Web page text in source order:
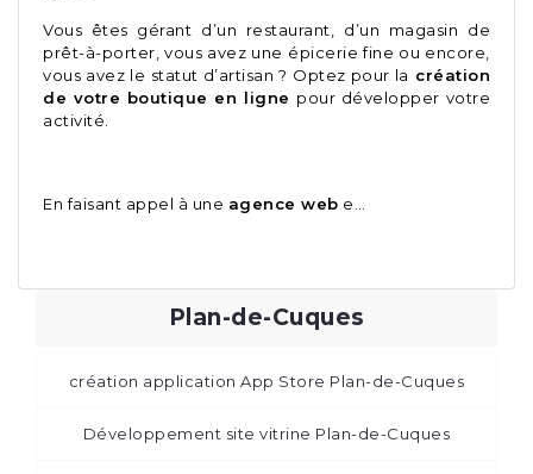
Vous êtes gérant d’un restaurant, d’un magasin de
prêt-à-porter, vous avez une épicerie fine ou encore,
vous avez le statut d’artisan ? Optez pour la création
de votre boutique en ligne pour développer votre
activité.
En faisant appel à une agence web e…
Plan-de-Cuques
création application App Store Plan-de-Cuques
Développement site vitrine Plan-de-Cuques